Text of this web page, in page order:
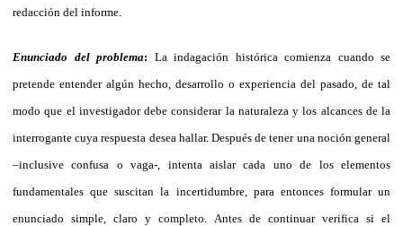
redacción del informe.
Enunciado del problema: La indagación histórica comienza cuando se
pretende entender algún hecho, desarrollo o experiencia del pasado, de tal
modo que el investigador debe considerar la naturaleza y los alcances de la
interrogante cuya respuesta desea hallar. Después de tener una noción general
–inclusive confusa o vaga-, intenta aislar cada uno de los elementos
fundamentales que suscitan la incertidumbre, para entonces formular un
enunciado simple, claro y completo. Antes de continuar verifica si el